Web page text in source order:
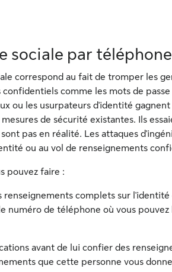
sociale par téléphone
correspond au fait de tromper les
comme les mots de
ou les usurpateurs d'identité
de sécurité existantes. Ils
pas en réalité. Les attaques
ou au vol de renseignements
pouvez faire :
renseignements complets sur
numéro de téléphone où vous
avant de lui confier des
que cette personne vous